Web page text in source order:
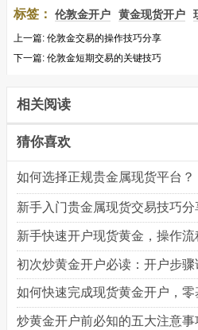
标签： 伦敦金开户 黄金现货开户
上一篇: 伦敦金交易的操作技巧分享
下一篇: 伦敦金短期交易的关键技巧
相关阅读
猜你喜欢
如何选择正规贵金属现货平台？
新手入门贵金属现货交易技巧分
炒黄金开户前必知的五大注意事